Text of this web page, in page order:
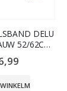
DELU
52/62CM